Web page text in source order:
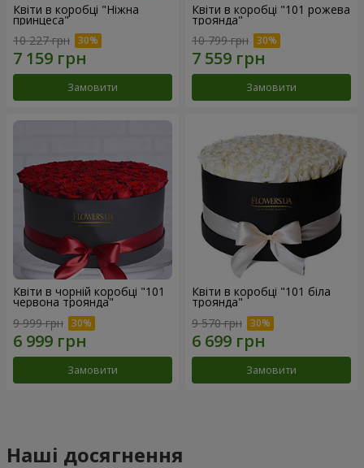
Квіти в коробці "Ніжна
принцеса"
10 227 грн
Замовити
Квіти в коробці "101 рожева
троянда"
10 799 грн
Замовити
Квіти в чорній коробці "101
червона троянда"
9 999 грн
Замовити
Квіти в коробці "101 біла
троянда"
9 570 грн
Замовити
Наші досягнення